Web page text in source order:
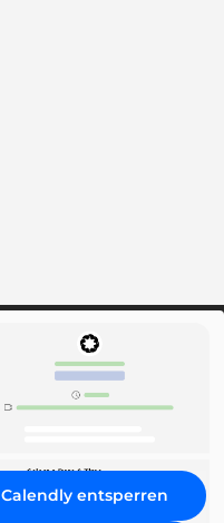
Calendly entsperren